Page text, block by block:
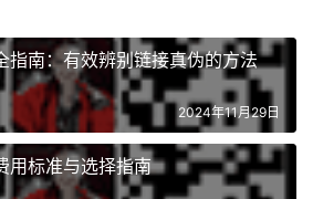
指南：有效辨别链接真伪的方法
2024年11月29日
用标准与选择指南